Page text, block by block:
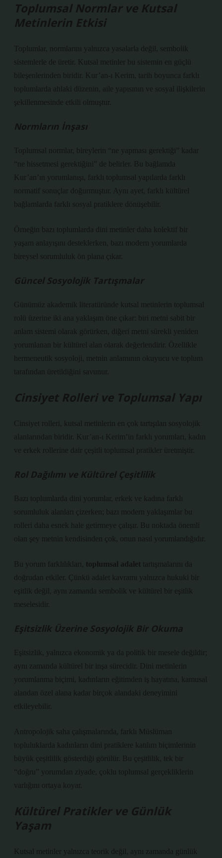
Toplumsal Normlar ve Kutsal
Metinlerin Etkisi
Toplumlar, normlarını yalnızca yasalarla değil, sembolik
sistemlerle de üretir. Kutsal metinler bu sistemin en güçlü
bileşenlerinden biridir. Kur’an-ı Kerim, tarih boyunca farklı
toplumlarda ahlaki düzenin, aile yapısının ve sosyal ilişkilerin
şekillenmesinde etkili olmuştur.
Normların İnşası
Toplumsal normlar, bireylerin “ne yapması gerektiği” kadar
“ne hissetmesi gerektiğini” de belirler. Bu bağlamda
Kur’an’ın yorumlanışı, farklı toplumsal yapılarda farklı
normatif sonuçlar doğurmuştur. Aynı ayet, farklı kültürel
bağlamlarda farklı sosyal pratiklere dönüşebilir.
Örneğin bazı toplumlarda dini metinler daha kolektif bir
yaşam anlayışını desteklerken, bazı modern yorumlarda
bireysel sorumluluk ön plana çıkar.
Güncel Sosyolojik Tartışmalar
Günümüz akademik literatüründe kutsal metinlerin toplumsal
rolü üzerine iki ana yaklaşım öne çıkar: biri metni sabit bir
anlam sistemi olarak görürken, diğeri metni sürekli yeniden
yorumlanan bir kültürel alan olarak değerlendirir. Özellikle
hermeneutik sosyoloji, metnin anlamının okuyucu ve toplum
tarafından üretildiğini savunur.
Cinsiyet Rolleri ve Toplumsal Yapı
Cinsiyet rolleri, kutsal metinlerin en çok tartışılan sosyolojik
alanlarından biridir. Kur’an-ı Kerim’in farklı yorumları, kadın
ve erkek rollerine dair çeşitli toplumsal pratikler üretmiştir.
Rol Dağılımı ve Kültürel Çeşitlilik
Bazı toplumlarda dini yorumlar, erkek ve kadına farklı
sorumluluk alanları çizerken; bazı modern yaklaşımlar bu
rolleri daha esnek hale getirmeye çalışır. Bu noktada önemli
olan şey metnin kendisinden çok, onun nasıl yorumlandığıdır.
Bu yorum farklılıkları, toplumsal adalet tartışmalarını da
doğrudan etkiler. Çünkü adalet kavramı yalnızca hukuki bir
eşitlik değil, aynı zamanda sembolik ve kültürel bir eşitlik
meselesidir.
Eşitsizlik Üzerine Sosyolojik Bir Okuma
Eşitsizlik, yalnızca ekonomik ya da politik bir mesele değildir;
aynı zamanda kültürel bir inşa sürecidir. Dini metinlerin
yorumlanma biçimi, kadınların eğitimden iş hayatına, kamusal
alandan özel alana kadar birçok alandaki deneyimini
etkileyebilir.
Antropolojik saha çalışmalarında, farklı Müslüman
topluluklarda kadınların dini pratiklere katılım biçimlerinin
büyük çeşitlilik gösterdiği görülür. Bu çeşitlilik, tek bir
“doğru” yorumdan ziyade, çoklu toplumsal gerçekliklerin
varlığını ortaya koyar.
Kültürel Pratikler ve Günlük
Yaşam
Kutsal metinler yalnızca teorik değil, aynı zamanda günlük